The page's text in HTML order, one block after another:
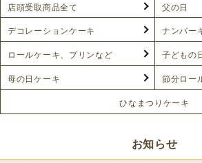
店頭受取商品全て
父の日
デコレーションケーキ
ナンバー
ロールケーキ、プリンなど 子どもの
母の日ケーキ 節分ロー
ひなまつりケーキ
お知らせ